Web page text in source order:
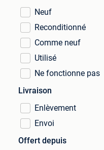
Neuf
Reconditionné
Comme neuf
Utilisé
Ne fonctionne pas
Livraison
Enlèvement
Envoi
Offert depuis